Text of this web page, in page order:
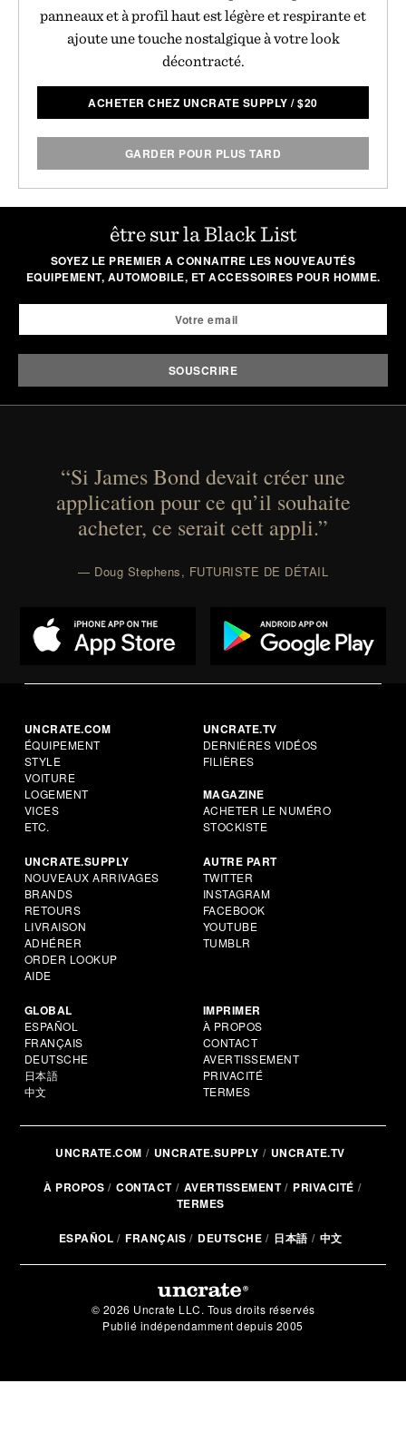
panneaux et à profil haut est légère et respirante et
ajoute une touche nostalgique à votre look
décontracté.
ACHETER CHEZ UNCRATE SUPPLY /$20
GARDER POUR PLUS TARD
être sur la Black List
SOYEZ LE PREMIER A CONNAITRE LES NOUVEAUTÉS
EQUIPEMENT, AUTOMOBILE, ET ACCESSOIRES POUR HOMME.
“Si James Bond devait créer une
application pour ce qu’il souhaite
acheter, ce serait cett appli.”
— Doug Stephens, FUTURISTE DE DÉTAIL
UNCRATE.COM
ÉQUIPEMENT
STYLE
VOITURE
LOGEMENT
VICES
ETC.
UNCRATE.TV
DERNIÈRES VIDÉOS
FILIÈRES
MAGAZINE
ACHETER LE NUMÉRO
STOCKISTE
UNCRATE.SUPPLY
NOUVEAUX ARRIVAGES
BRANDS
RETOURS
LIVRAISON
ADHÉRER
ORDER LOOKUP
AIDE
AUTRE PART
TWITTER
INSTAGRAM
FACEBOOK
YOUTUBE
TUMBLR
GLOBAL
ESPAÑOL
FRANÇAIS
DEUTSCHE
日本語
中文
IMPRIMER
À PROPOS
CONTACT
AVERTISSEMENT
PRIVACITÉ
TERMES
UNCRATE.COM UNCRATE.SUPPLY UNCRATE.TV
À PROPOS CONTACT AVERTISSEMENT
PRIVACITÉ
TERMES
ESPAÑOL FRANÇAIS DEUTSCHE 日本語 中文
© 2026 Uncrate LLC. Tous droits réservés
Publié indépendamment depuis 2005